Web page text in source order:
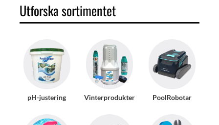
Utforska sortimentet
pH-justering Vinterprodukter PoolRobotar